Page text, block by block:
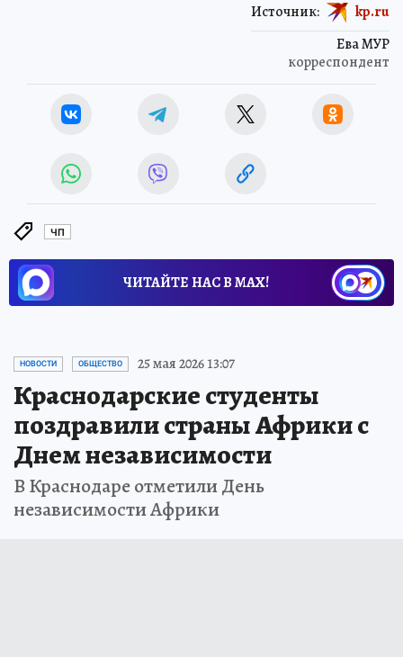
Ева МУР
корреспондент
Источник: kp.ru
ЧП
ЧИТАЙТЕ НАС В МАХ!
НОВОСТИ ОБЩЕСТВО 25 мая 2026 13:07
Краснодарские студенты
поздравили страны Африки с
Днем независимости
В Краснодаре отметили День
независимости Африки